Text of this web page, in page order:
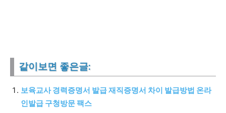
같이보면 좋은글:
보육교사 경력증명서 발급 재직증명서 차이 발급방법 온라
인발급 구청방문 팩스